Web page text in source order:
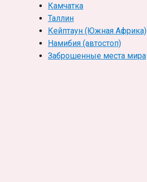
Камчатка
Таллин
Кейптаун (Южная Африка)
Намибия (автостоп)
Заброшенные места мира